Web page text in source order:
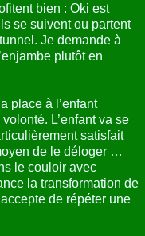
bien : Oki est
se suivent ou partent
Je demande à
plutôt en
place à l’enfant
L’enfant va se
satisfait
de le déloger …
le couloir avec
la transformation de
de répéter une